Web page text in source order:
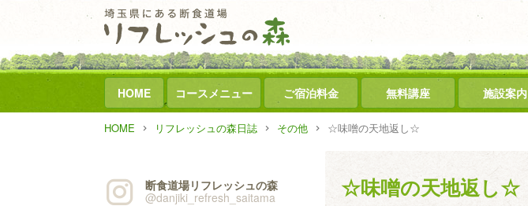
HOME コースメニュー ご宿泊料金 無料講座 施設案内
HOME リフレッシュの森日誌 その他 ☆味噌の天地返し☆
☆味噌の天地返し☆
断食道場リフレッシュの森
@danjiki_refresh_saitama